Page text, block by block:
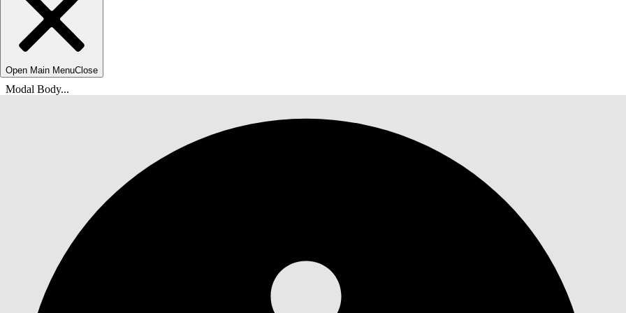
Open Main MenuClose
Modal Body...
Вы находитесь здесь: